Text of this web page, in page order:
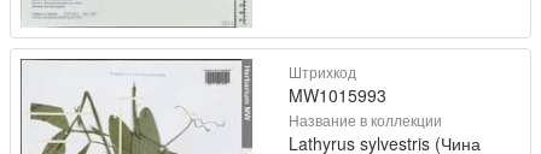
Штрихкод
MW1015993
Название в коллекции
Lathyrus sylvestris (Чина